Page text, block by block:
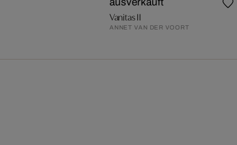
Vanitas II
ANNET VAN DER VOORT